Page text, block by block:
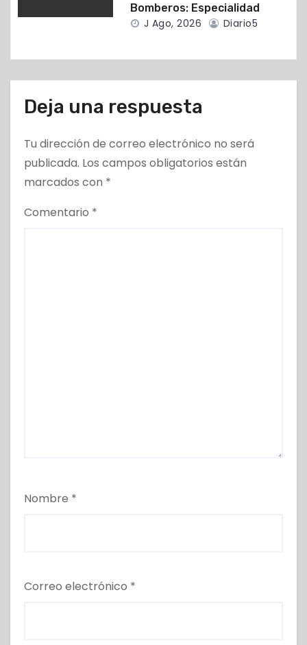
Bomberos: Especialidad
J Ago, 2026 Diario5
Deja una respuesta
Tu dirección de correo electrónico no será
publicada. Los campos obligatorios están
marcados con *
Comentario *
Nombre *
Correo electrónico *